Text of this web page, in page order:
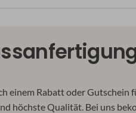
einem Rabatt oder
höchste Qualität. Bei uns